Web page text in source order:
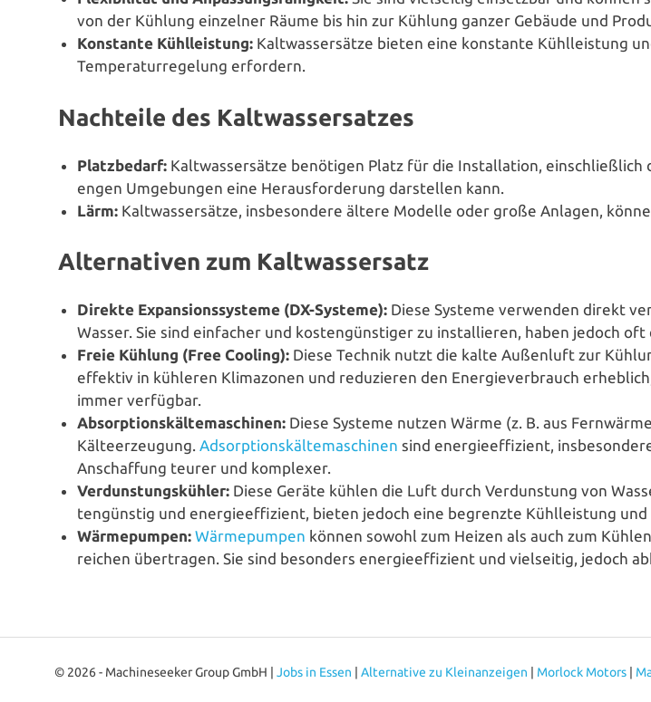
von der Kühlung einzelner Räume bis hin zur Kühlung ganzer Gebäude und
Konstante Kühl­leis­tung: Kalt­was­ser­sät­ze bieten eine konstante Kühl­leis­tung
Tem­pe­ra­tur­re­ge­lung erfordern.
Nachteile des Kaltwassersatzes
Platz­be­darf: Kalt­was­ser­sät­ze benötigen Platz für die Instal­la­ti­on,
engen Umge­bun­gen eine Her­aus­for­de­rung dar­stel­len kann.
Lärm: Kalt­was­ser­sät­ze, ins­be­son­de­re ältere Modelle oder große Anlagen,
Alternativen zum Kaltwassersatz
Direkte Expan­si­ons­sys­te­me (DX-Systeme): Diese Systeme verwenden direkt
Wasser. Sie sind einfacher und kos­ten­güns­ti­ger zu instal­lie­ren, haben jedoch
Freie Kühlung (Free Cooling): Diese Technik nutzt die kalte Außenluft zur
effektiv in kühleren Kli­ma­zo­nen und redu­zie­ren den Ener­gie­ver­brauch
immer verfügbar.
Absorp­ti­ons­käl­te­ma­schi­nen: Diese Systeme nutzen Wärme (z. B. aus
Käl­te­er­zeu­gung.Adsorp­ti­ons­käl­te­ma­schi­nen sind ener­gie­ef­fi­zi­ent,
Anschaf­fung teurer und komplexer.
Ver­duns­tungs­küh­ler: Diese Geräte kühlen die Luft durch Ver­duns­tung von
ten­güns­tig und ener­gie­ef­fi­zi­ent, bieten jedoch eine begrenzte Kühl­leis­tung
Wär­me­pum­pen: Wär­me­pum­pen können sowohl zum Heizen als auch zum
rei­chen über­tra­gen. Sie sind besonders ener­gie­ef­fi­zi­ent und viel­sei­tig, jedoch
© 2026 - Machineseeker Group GmbH | Jobs in Essen Alternative zu Kleinanzeigen Morlock Motors